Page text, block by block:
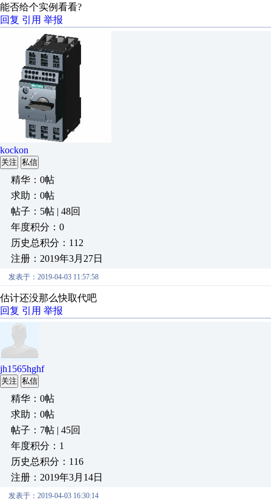
能否给个实例看看?
回复 引用 举报
kockon
关注 私信
精华：0帖
求助：0帖
帖子：5帖 | 48回
年度积分：0
历史总积分：112
注册：2019年3月27日
发表于：2019-04-03 11:57:58
估计还没那么快取代吧
回复 引用 举报
jh1565hghf
关注 私信
精华：0帖
求助：0帖
帖子：7帖 | 45回
年度积分：1
历史总积分：116
注册：2019年3月14日
发表于：2019-04-03 16:30:14